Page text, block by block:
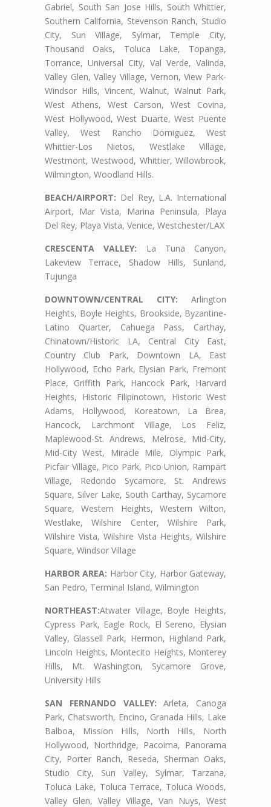
Gabriel, South San Jose Hills, South Whittier,
Southern California, Stevenson Ranch, Studio
City, Sun Village, Sylmar, Temple City,
Thousand Oaks, Toluca Lake, Topanga,
Torrance, Universal City, Val Verde, Valinda,
Valley Glen, Valley Village, Vernon, View Park-
Windsor Hills, Vincent, Walnut, Walnut Park,
West Athens, West Carson, West Covina,
West Hollywood, West Duarte, West Puente
Valley, West Rancho Domiguez, West
Whittier-Los Nietos, Westlake Village,
Westmont, Westwood, Whittier, Willowbrook,
Wilmington, Woodland Hills.
BEACH/AIRPORT: Del Rey, L.A. International
Airport, Mar Vista, Marina Peninsula, Playa
Del Rey, Playa Vista, Venice, Westchester/LAX
CRESCENTA VALLEY: La Tuna Canyon,
Lakeview Terrace, Shadow Hills, Sunland,
Tujunga
DOWNTOWN/CENTRAL CITY: Arlington
Heights, Boyle Heights, Brookside, Byzantine-
Latino Quarter, Cahuega Pass, Carthay,
Chinatown/Historic LA, Central City East,
Country Club Park, Downtown LA, East
Hollywood, Echo Park, Elysian Park, Fremont
Place, Griffith Park, Hancock Park, Harvard
Heights, Historic Filipinotown, Historic West
Adams, Hollywood, Koreatown, La Brea,
Hancock, Larchmont Village, Los Feliz,
Maplewood-St. Andrews, Melrose, Mid-City,
Mid-City West, Miracle Mile, Olympic Park,
Picfair Village, Pico Park, Pico Union, Rampart
Village, Redondo Sycamore, St. Andrews
Square, Silver Lake, South Carthay, Sycamore
Square, Western Heights, Western Wilton,
Westlake, Wilshire Center, Wilshire Park,
Wilshire Vista, Wilshire Vista Heights, Wilshire
Square, Windsor Village
HARBOR AREA: Harbor City, Harbor Gateway,
San Pedro, Terminal Island, Wilmington
NORTHEAST:Atwater Village, Boyle Heights,
Cypress Park, Eagle Rock, El Sereno, Elysian
Valley, Glassell Park, Hermon, Highland Park,
Lincoln Heights, Montecito Heights, Monterey
Hills, Mt. Washington, Sycamore Grove,
University Hills
SAN FERNANDO VALLEY: Arleta, Canoga
Park, Chatsworth, Encino, Granada Hills, Lake
Balboa, Mission Hills, North Hills, North
Hollywood, Northridge, Pacoima, Panorama
City, Porter Ranch, Reseda, Sherman Oaks,
Studio City, Sun Valley, Sylmar, Tarzana,
Toluca Lake, Toluca Terrace, Toluca Woods,
Valley Glen, Valley Village, Van Nuys, West